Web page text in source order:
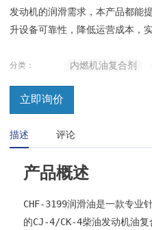
发动机的润滑需求，本产品都能
升设备可靠性，降低运营成本，
分类： 内燃机油复合剂
立即询价
描述 评论
产品概述
CHF-3199润滑油是一款专业
的CJ-4/CK-4柴油发动机油复